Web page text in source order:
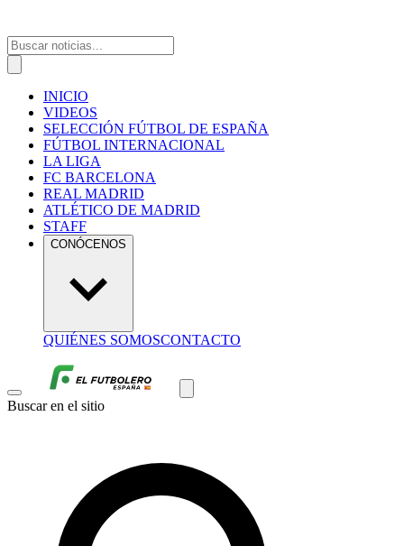
INICIO
VIDEOS
SELECCIÓN FÚTBOL DE ESPAÑA
FÚTBOL INTERNACIONAL
LA LIGA
FC BARCELONA
REAL MADRID
ATLÉTICO DE MADRID
STAFF
CONÓCENOS
QUIÉNES SOMOSCONTACTO
Buscar en el sitio